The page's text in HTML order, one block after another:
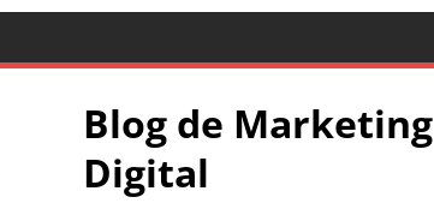
Blog de Marketing
Digital